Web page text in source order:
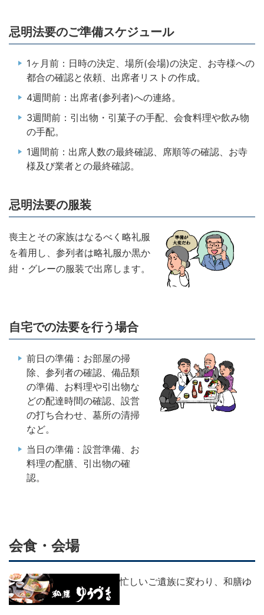
忌明法要のご準備スケジュール
1ヶ月前：日時の決定、場所(会場)の決定、お寺様への
都合の確認と依頼、出席者リストの作成。
4週間前：出席者(参列者)への連絡。
3週間前：引出物・引菓子の手配、会食料理や飲み物
の手配。
1週間前：出席人数の最終確認、席順等の確認、お寺
様及び業者との最終確認。
忌明法要の服装
喪主とその家族はなるべく略礼服
を着用し、参列者は略礼服か黒か
紺・グレーの服装で出席します。
自宅での法要を行う場合
前日の準備：お部屋の掃
除、参列者の確認、備品類
の準備、お料理や引出物な
どの配達時間の確認、設営
の打ち合わせ、墓所の清掃
など。
当日の準備：設営準備、お
料理の配膳、引出物の確
認。
会食・会場
忙しいご遺族に変わり、和膳ゆ